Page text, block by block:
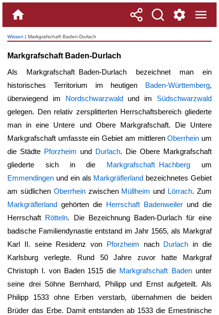
Wissen | Markgrafschaft Baden-Durlach
Markgrafschaft Baden-Durlach
Als Markgrafschaft Baden-Durlach bezeichnet man ein
historisches Territorium im heutigen Baden-Württemberg,
überwiegend im Nordschwarzwaldund im Südschwarzwald
gelegen. Den relativ zersplitterten Herrschaftsbereich gliederte
man in eine Untere und Obere Markgrafschaft. Die Untere
Markgrafschaft umfasste ein Gebiet am mittlerenOberrhein um
die Städte Pforzheim und Durlach. Die Obere Markgrafschaft
gliederte sich in die Markgrafschaft Hachberg um
Emmendingen und ein als Markgräflerland bezeichnetes Gebiet
am südlichen Oberrheinzwischen Müllheim und Lörrach. Zum
Markgräflerland gehörten die Herrschaft Badenweiler und die
Herrschaft Rötteln. Die Bezeichnung Baden-Durlach für eine
badische Familiendynastie entstand im Jahr 1565, als Markgraf
Karl II. seine Residenz von Pforzheim nach Durlach in die
Karlsburg verlegte. Rund 50 Jahre zuvor hatte Markgraf
Christoph I. von Baden 1515 die Markgrafschaft Baden unter
seine drei Söhne Bernhard, Philipp und Ernst aufgeteilt. Als
Philipp 1533 ohne Erben verstarb, übernahmen die beiden
Brüder das Erbe. Damit entstanden ab 1533 die Ernestinische